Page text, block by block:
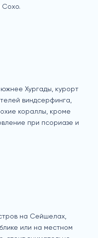
Сохо.
Хургады, курорт
виндсерфинга,
кораллы, кроме
при псориазе и
на Сейшелах,
или на местном